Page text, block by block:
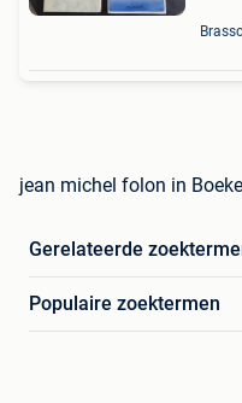
jean michel folon in
Gerelateerde
Populaire zoektermen